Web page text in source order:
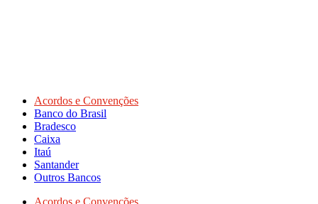
Acordos e Convenções
Banco do Brasil
Bradesco
Caixa
Itaú
Santander
Outros Bancos